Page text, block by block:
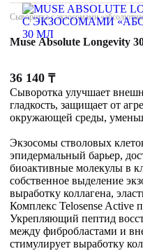
Сыворотка с экзосомами
Muse Absolute Longevity
36 140 ₸
Сыворотка улучшает
гладкость, защищает от
окружающей среды,
Экзосомы стволовых
эпидермальный барьер,
биоактивные молекулы в
собственное выделение
выработку коллагена,
Комплекс Telosense Active
Укрепляющий пептид
между фибробластами и
стимулирует выработку